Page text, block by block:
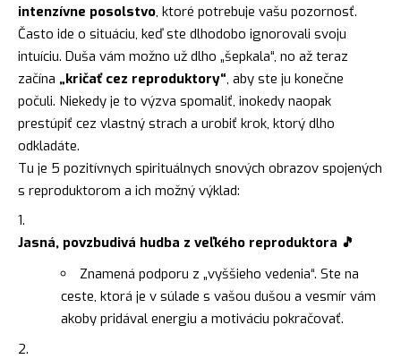
intenzívne posolstvo, ktoré potrebuje vašu pozornosť.
Často ide o situáciu, keď ste dlhodobo ignorovali svoju
intuíciu. Duša vám možno už dlho „šepkala“, no až teraz
začína „kričať cez reproduktory“, aby ste ju konečne
počuli. Niekedy je to výzva spomaliť, inokedy naopak
prestúpiť cez vlastný strach a urobiť krok, ktorý dlho
odkladáte.
Tu je 5 pozitívnych spirituálnych snových obrazov spojených
s reproduktorom a ich možný výklad:
Jasná, povzbudivá hudba z veľkého reproduktora 🎵
Znamená podporu z „vyššieho vedenia“. Ste na
ceste, ktorá je v súlade s vašou dušou a vesmír vám
akoby pridával energiu a motiváciu pokračovať.